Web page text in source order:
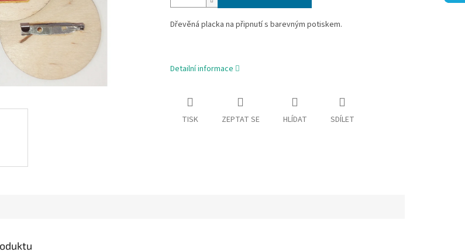
Dřevěná placka na připnutí s barevným potiskem.
Detailní informace
TISK ZEPTAT SE HLÍDAT SDÍLET